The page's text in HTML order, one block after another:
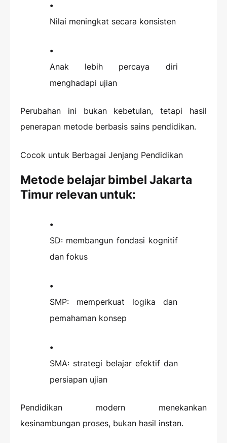
Nilai meningkat secara konsisten
Anak lebih percaya diri
menghadapi ujian
Perubahan ini bukan kebetulan, tetapi hasil
penerapan metode berbasis sains pendidikan.
Cocok untuk Berbagai Jenjang Pendidikan
Metode belajar bimbel Jakarta
Timur relevan untuk:
SD: membangun fondasi kognitif
dan fokus
SMP: memperkuat logika dan
pemahaman konsep
SMA: strategi belajar efektif dan
persiapan ujian
Pendidikan modern menekankan
kesinambungan proses, bukan hasil instan.